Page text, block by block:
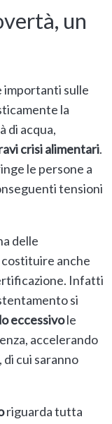
un
importanti sulle
la
di acqua,
crisi alimentari.
le persone a
tensioni
delle
anche
Infatti
si
eccessivole
accelerando
di cui saranno
riguarda tutta